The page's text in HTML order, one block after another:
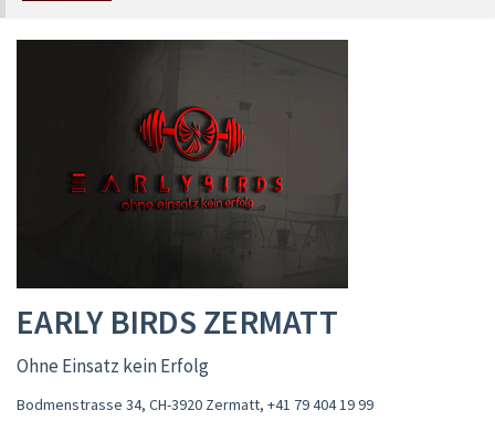
EARLY BIRDS ZERMATT
Ohne Einsatz kein Erfolg
Bodmenstrasse 34, CH-3920 Zermatt, +41 79 404 19 99